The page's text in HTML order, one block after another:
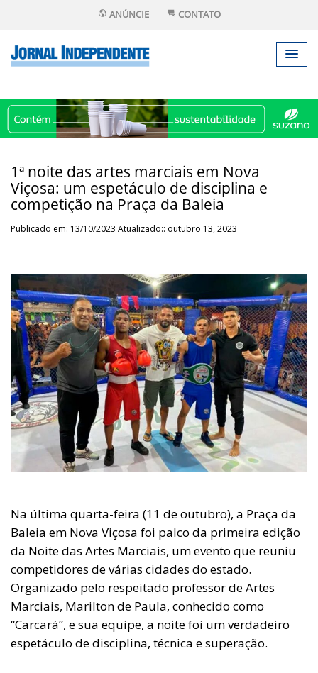
ANÚNCIE CONTATO
1ª noite das artes marciais em Nova
Viçosa: um espetáculo de disciplina e
competição na Praça da Baleia
Publicado em: 13/10/2023 Atualizado:: outubro 13, 2023
Na última quarta-feira (11 de outubro), a Praça da
Baleia em Nova Viçosa foi palco da primeira edição
da Noite das Artes Marciais, um evento que reuniu
competidores de várias cidades do estado.
Organizado pelo respeitado professor de Artes
Marciais, Marilton de Paula, conhecido como
“Carcará”, e sua equipe, a noite foi um verdadeiro
espetáculo de disciplina, técnica e superação.